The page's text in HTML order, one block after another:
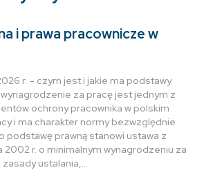
i prawa pracownicze w
r. – czym jest i jakie ma podstawy
za pracę jest jednym z
ochrony pracownika w polskim
i ma charakter normy bezwzględnie
podstawę prawną stanowi ustawa z
2002 r. o minimalnym wynagrodzeniu za
ustalania,…